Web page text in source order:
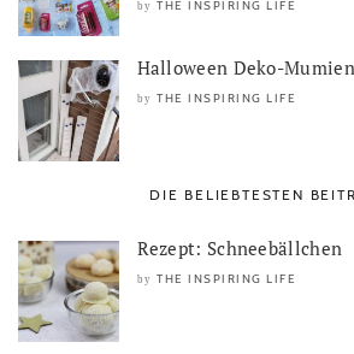
by THE INSPIRING LIFE
Halloween Deko-
by THE INSPIRING LIFE
DIE BELIEBTESTEN
Rezept: Schneebällchen
by THE INSPIRING LIFE